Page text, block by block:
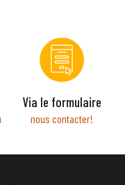
Via le formulaire
nous contacter!